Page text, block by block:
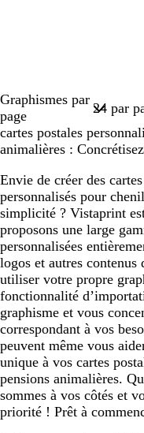
Graphismes par
page
cartes postales
animalières :
Envie de créer des
personnalisés pour
simplicité ? Vistaprint
proposons une large
personnalisées
logos et autres
utiliser votre propre
fonctionnalité
graphisme et vous
correspondant à vos
peuvent même vous
unique à vos cartes
pensions animalières.
sommes à vos côtés et
priorité ! Prêt à